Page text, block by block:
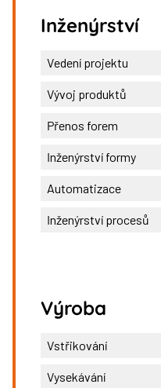
Inženýrství
Vedení projektu
Vývoj produktů
Přenos forem
Inženýrství formy
Automatizace
Inženýrství procesů
Výroba
Vstřikování
Vysekávání